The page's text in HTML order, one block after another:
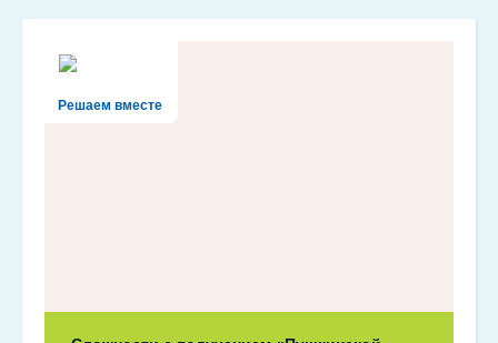
Решаем вместе